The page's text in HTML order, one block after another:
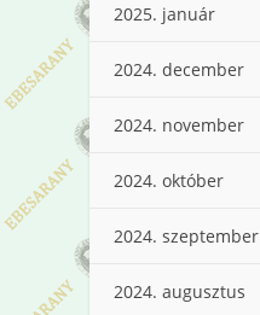
2025. január
2024. december
2024. november
2024. október
2024. szeptember
2024. augusztus